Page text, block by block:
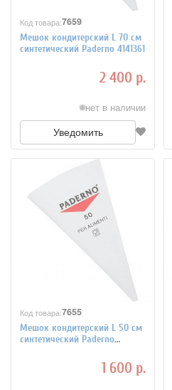
Код товара:7659
Мешок кондитерский L 70 см
синтетический Paderno 4141361
2 400 р.
нет в наличии
Уведомить
Код товара:7655
Мешок кондитерский L 50 см
синтетический Paderno
1 600 р.